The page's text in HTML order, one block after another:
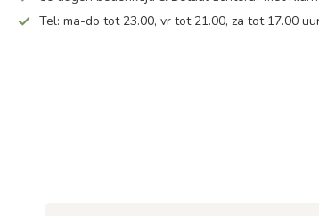
Tel: ma-do tot 23.00, vr tot 21.00, za tot 17.00